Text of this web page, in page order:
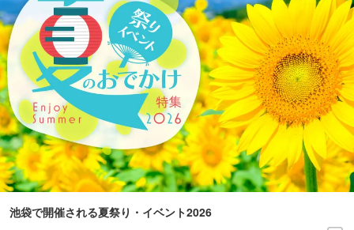
池袋で開催される夏祭り・イベント2026